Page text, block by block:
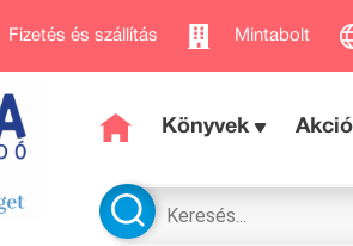
Fizetés és szállítás Mintabolt
Könyvek